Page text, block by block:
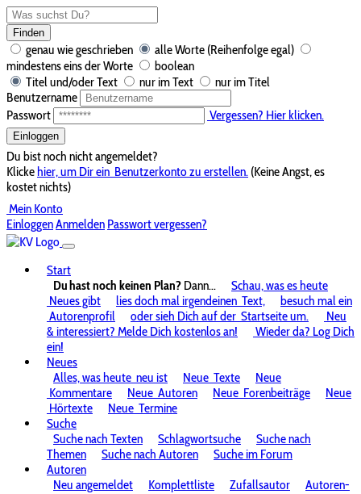
Finden
genau wie geschrieben
alle Worte (Reihenfolge egal)
mindestens eins der Worte
boolean
Titel und/oder Text
nur im Text
nur im Titel
Benutzername
Passwort
Vergessen? Hier klicken.
Einloggen
Du bist noch nicht angemeldet?
Klickehier, um Dir ein Benutzerkonto zu erstellen. (Keine Angst, es
kostet nichts)
Mein Konto
EinloggenAnmelden Passwort vergessen?
Start
Du hast noch keinen Plan? Dann...
Schau, was es heute
Neues gibt
lies doch mal irgendeinen Text,
besuch mal ein
Autorenprofil
oder sieh Dich auf der Startseite um.
Neu
& interessiert? Melde Dich kostenlos an!
Wieder da? Log Dich
ein!
Neues
Alles, was heute neu ist Neue Texte
Neue
Kommentare
Neue Autoren Neue Forenbeiträge
Neue
Hörtexte
Neue Termine
Suche
Suche nach Texten
Schlagwortsuche
Suche nach
Themen
Suche nach Autoren
Suche im Forum
Autoren
Neu angemeldet
Komplettliste Zufallsautor
Autoren-